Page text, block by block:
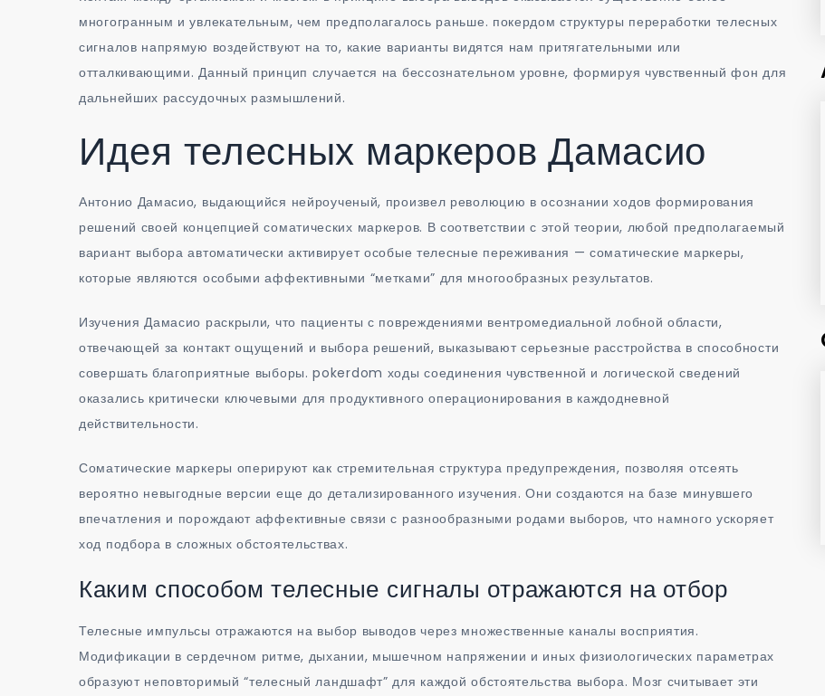
многогранным и увлекательным, чем предполагалось раньше. покердом структуры переработки телесных
сигналов напрямую воздействуют на то, какие варианты видятся нам притягательными или
отталкивающими. Данный принцип случается на бессознательном уровне, формируя чувственный фон для
дальнейших рассудочных размышлений.
Идея телесных маркеров Дамасио
Антонио Дамасио, выдающийся нейроученый, произвел революцию в осознании ходов формирования
решений своей концепцией соматических маркеров. В соответствии с этой теории, любой предполагаемый
вариант выбора автоматически активирует особые телесные переживания — соматические маркеры,
которые являются особыми аффективными “метками” для многообразных результатов.
Изучения Дамасио раскрыли, что пациенты с повреждениями вентромедиальной лобной области,
отвечающей за контакт ощущений и выбора решений, выказывают серьезные расстройства в способности
совершать благоприятные выборы. pokerdom ходы соединения чувственной и логической сведений
оказались критически ключевыми для продуктивного операционирования в каждодневной
действительности.
Соматические маркеры оперируют как стремительная структура предупреждения, позволяя отсеять
вероятно невыгодные версии еще до детализированного изучения. Они создаются на базе минувшего
впечатления и порождают аффективные связи с разнообразными родами выборов, что намного ускоряет
ход подбора в сложных обстоятельствах.
Каким способом телесные сигналы отражаются на отбор
Телесные импульсы отражаются на выбор выводов через множественные каналы восприятия.
Модификации в сердечном ритме, дыхании, мышечном напряжении и иных физиологических параметрах
образуют неповторимый “телесный ландшафт” для каждой обстоятельства выбора. Мозг считывает эти